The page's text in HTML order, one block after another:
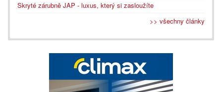
Skryté zárubně JAP - luxus, který si zasloužíte
>> všechny články